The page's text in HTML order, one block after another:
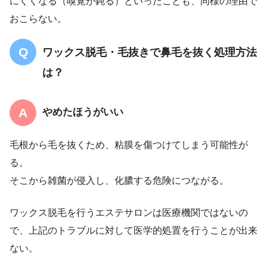
おこらない。
ワックス脱毛・毛抜きで鼻毛を抜く処理方法
は？
やめたほうがいい
毛根から毛を抜くため、粘膜を傷つけてしまう可能性が
る。
そこから雑菌が侵入し、化膿する危険につながる。
ワックス脱毛を行うエステサロンは医療機関ではないの
で、上記のトラブルに対して医学的処置を行うことが出来
ない。